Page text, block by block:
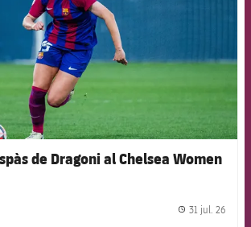
de Dragoni al Chelsea Women
31 jul. 26